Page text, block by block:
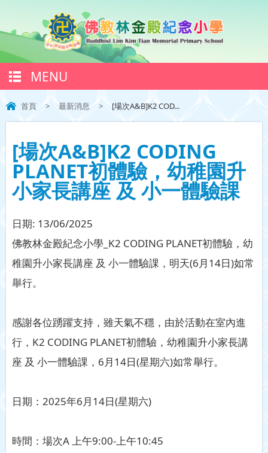
MENU
首頁 > 最新消息 > [場次A&B]K2 COD...
[場次A&B]K2 CODING
PLANET初體驗，幼稚園升
小家長講座 及 小一體驗課
日期: 13/06/2025
佛教林金殿紀念小學_K2 CODING PLANET初體驗，幼
稚園升小家長講座 及 小一體驗課，明天(6月14日)如常
舉行。
感謝各位踴躍支持，雖天氣不穩，由於活動在室內進
行，K2 CODING PLANET初體驗，幼稚園升小家長講
座 及 小一體驗課，6月14日(星期六)如常舉行。
日期：2025年6月14日(星期六)
時間：場次A 上午9:00-上午10:45